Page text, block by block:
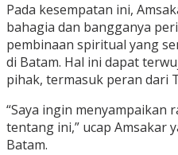
Pada kesempatan ini,
bahagia dan bangganya
pembinaan spiritual yang
di Batam. Hal ini dapat
pihak, termasuk peran dari
“Saya ingin menyampaikan
tentang ini,” ucap Amsakar
Batam.